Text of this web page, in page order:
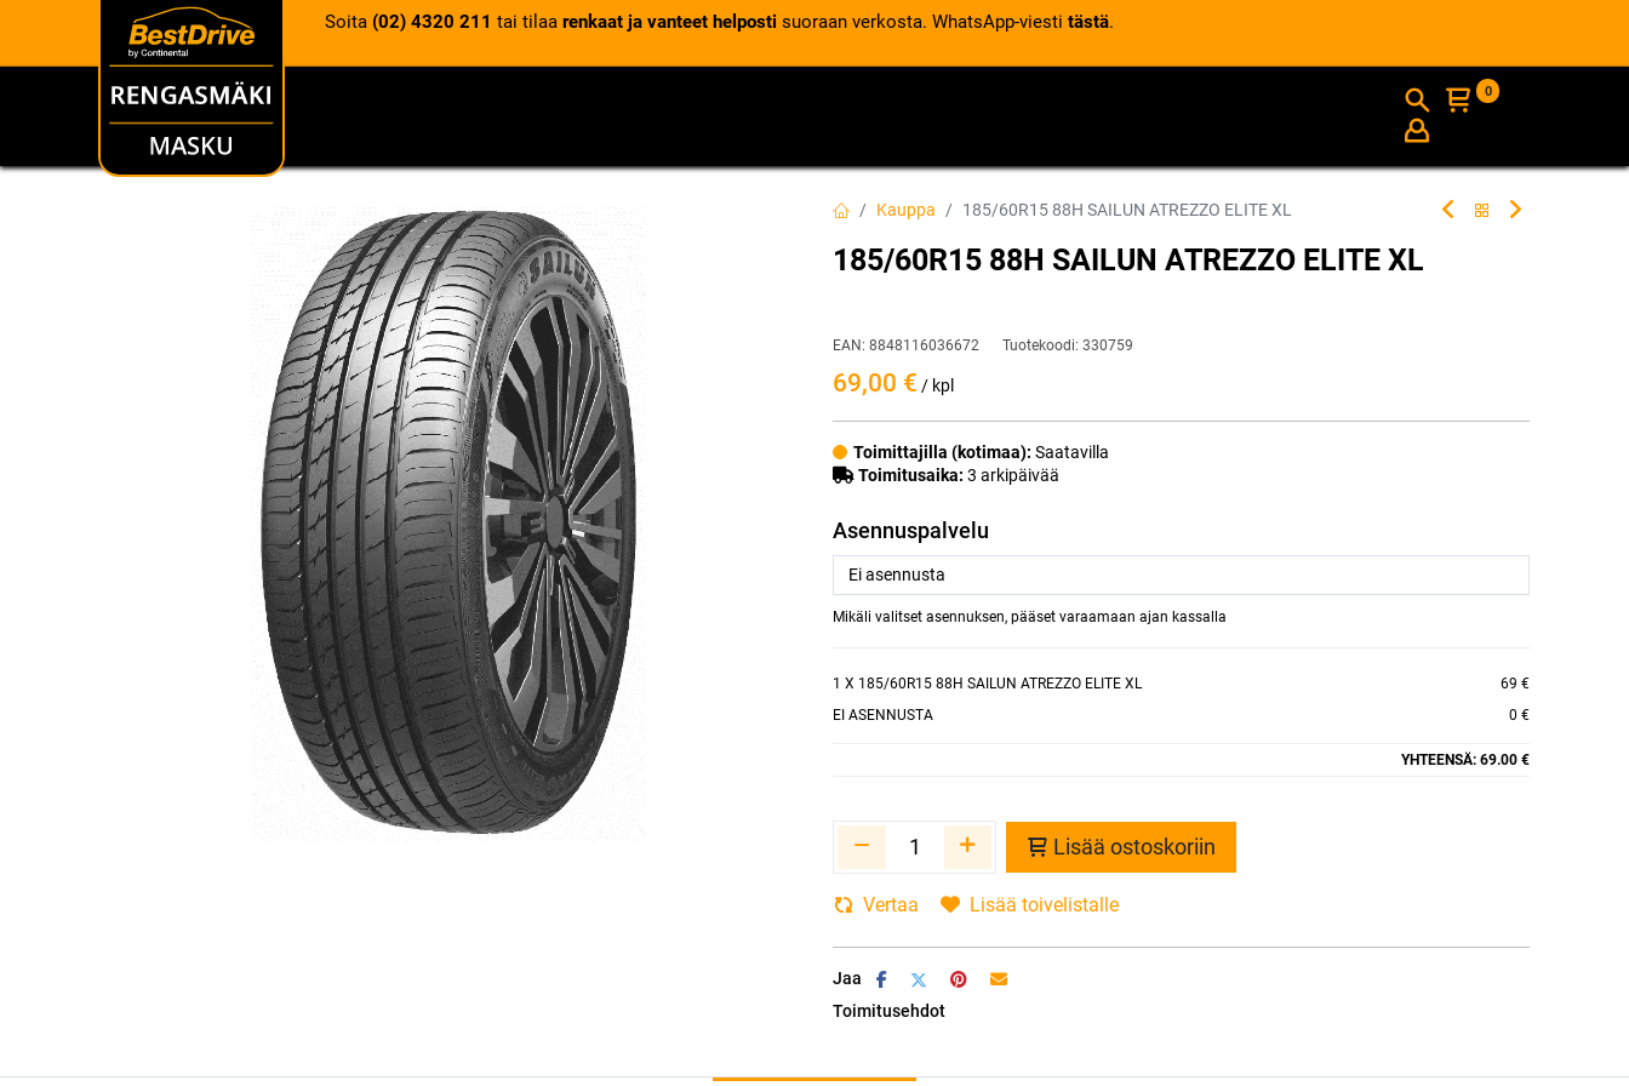
Soita (02) 4320 211 tai tilaa renkaat ja vanteet helposti suoraan verkosta. WhatsApp-viesti tästä.
RENKAAT INFO
0
Kauppa 185/60R15 88H SAILUN ATREZZO ELITE XL
185/60R15 88H SAILUN ATREZZO ELITE XL
EAN: 8848116036672 Tuotekoodi: 330759
69,00 € / kpl
Toimittajilla (kotimaa): Saatavilla
Toimitusaika: 3 arkipäivää
Asennuspalvelu
Mikäli valitset asennuksen, pääset varaamaan ajan kassalla
1 X 185/60R15 88H SAILUN ATREZZO ELITE XL
69 €
EI ASENNUSTA
0 €
YHTEENSÄ: 69.00 €
Lisää ostoskoriin
Vertaa Lisää toivelistalle
Jaa
Toimitusehdot